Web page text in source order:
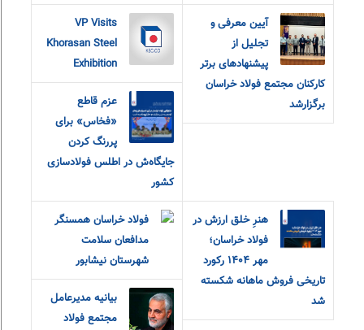
آیین معرفی و
تجلیل از
پیشنهادهای برتر
کارکنان مجتمع فولاد خراسان
برگزارشد
VP Visits
Khorasan Steel
Exhibition
عزم قاطع
«فخاس» برای
پررنگ کردن
جایگاه‌ش در اطلس فولادسازی
کشور
هنرِ خلق ارزش در
فولاد خراسان؛
مهر ۱۴۰۴ رکورد
تاریخی فروش ماهانه شکسته
شد
فولاد خراسان همسنگر
مدافعان سلامت
شهرستان نیشابور
بیانیه مدیرعامل
مجتمع فولاد